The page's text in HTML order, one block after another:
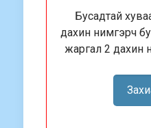
Бусадтай
дахин нимгэрч
жаргал 2 дахин